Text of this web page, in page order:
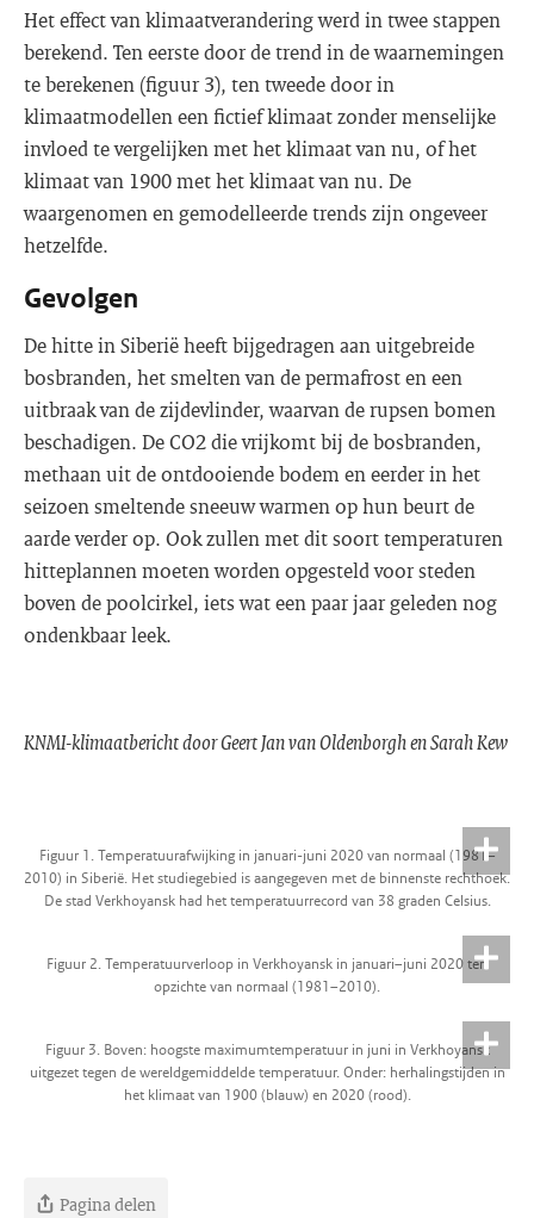
Het effect van klimaatverandering werd in twee stappen
berekend. Ten eerste door de trend in de waarnemingen
te berekenen (figuur 3), ten tweede door in
klimaatmodellen een fictief klimaat zonder menselijke
invloed te vergelijken met het klimaat van nu, of het
klimaat van 1900 met het klimaat van nu. De
waargenomen en gemodelleerde trends zijn ongeveer
hetzelfde.
Gevolgen
De hitte in Siberië heeft bijgedragen aan uitgebreide
bosbranden, het smelten van de permafrost en een
uitbraak van de zijdevlinder, waarvan de rupsen bomen
beschadigen. De CO2 die vrijkomt bij de bosbranden,
methaan uit de ontdooiende bodem en eerder in het
seizoen smeltende sneeuw warmen op hun beurt de
aarde verder op. Ook zullen met dit soort temperaturen
hitteplannen moeten worden opgesteld voor steden
boven de poolcirkel, iets wat een paar jaar geleden nog
ondenkbaar leek.
KNMI-klimaatbericht door Geert Jan van Oldenborgh en Sarah Kew
Figuur 1. Temperatuurafwijking in januari-juni 2020 van normaal (1981–
2010) in Siberië. Het studiegebied is aangegeven met de binnenste rechthoek.
De stad Verkhoyansk had het temperatuurrecord van 38 graden Celsius.
Figuur 2. Temperatuurverloop in Verkhoyansk in januari–juni 2020 ten
opzichte van normaal (1981–2010).
Figuur 3. Boven: hoogste maximumtemperatuur in juni in Verkhoyansk
uitgezet tegen de wereldgemiddelde temperatuur. Onder: herhalingstijden in
het klimaat van 1900 (blauw) en 2020 (rood).
Pagina delen